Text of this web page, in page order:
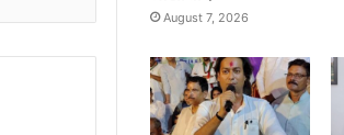
August 7, 2026